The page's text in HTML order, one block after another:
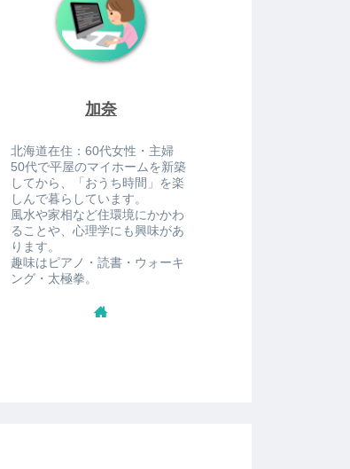
加奈
北海道在住：60代女性・主婦
50代で平屋のマイホームを新築
してから、「おうち時間」を楽
しんで暮らしています。
風水や家相など住環境にかかわ
ることや、心理学にも興味があ
ります。
趣味はピアノ・読書・ウォーキ
ング・太極拳。